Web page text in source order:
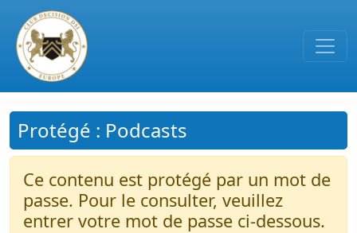
Passer au contenu principal
Protégé : Podcasts
Ce contenu est protégé par un mot de
passe. Pour le consulter, veuillez
entrer votre mot de passe ci-dessous.